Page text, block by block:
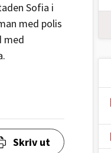
Sofia i
med polis
med
Skriv ut